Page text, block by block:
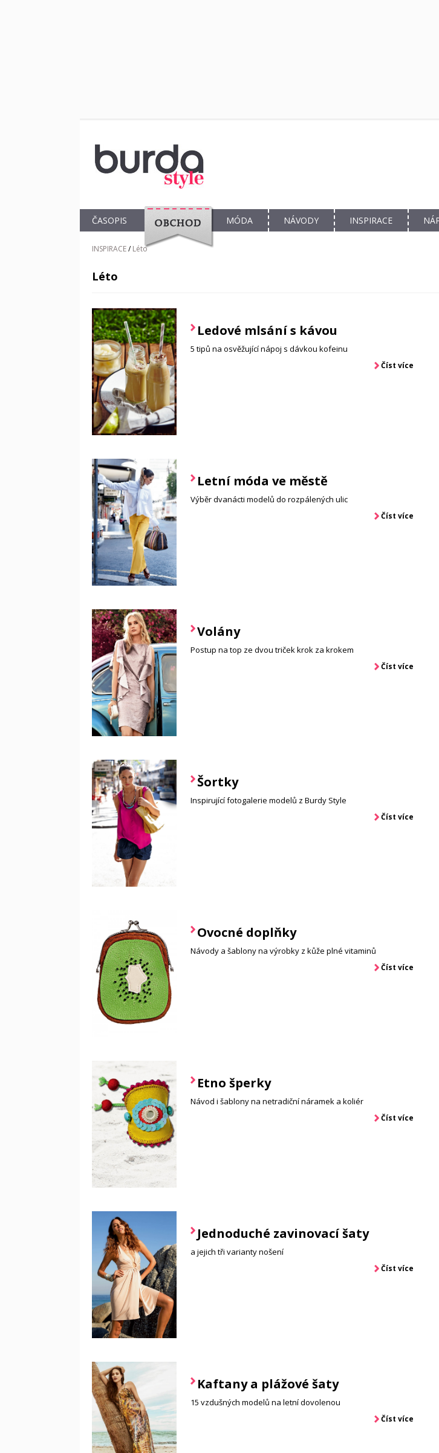
ČASOPIS
OBCHOD
MÓDA NÁVODY INSPIRACE
INSPIRACE/ Léto
Léto
Ledové mlsání s kávou
5 tipů na osvěžující nápoj s dávkou kofeinu
Číst více
Letní móda ve městě
Výběr dvanácti modelů do rozpálených ulic
Číst více
Volány
Postup na top ze dvou triček krok za krokem
Číst více
Šortky
Inspirující fotogalerie modelů z Burdy Style
Číst více
Ovocné doplňky
Návody a šablony na výrobky z kůže plné vitaminů
Číst více
Etno šperky
Návod i šablony na netradiční náramek a koliér
Číst více
Jednoduché zavinovací šaty
a jejich tři varianty nošení
Číst více
Kaftany a plážové šaty
15 vzdušných modelů na letní dovolenou
Číst více